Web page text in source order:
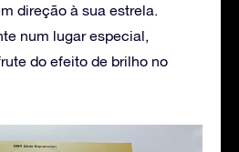
direção à sua estrela.
num lugar especial,
do efeito de brilho no